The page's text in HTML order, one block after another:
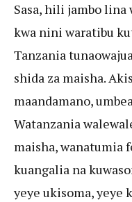
Sasa, hili jambo
kwa nini waratibu
Tanzania
shida za maisha.
maandamano,
Watanzania
maisha, wanatumia
kuangalia na
yeye ukisoma, yeye